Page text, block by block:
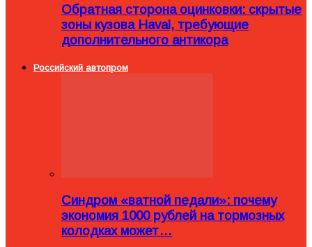
Обратная сторона оцинковки: скрытые
зоны кузова Haval, требующие
дополнительного антикора
Российский автопром
Синдром «ватной педали»: почему
экономия 1000 рублей на тормозных
колодках может…